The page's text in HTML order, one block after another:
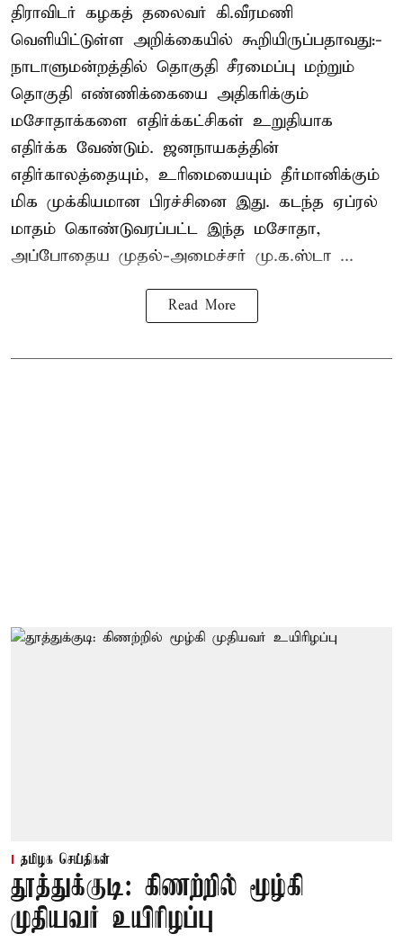
திராவிடர் கழகத் தலைவர் கி.வீரமணி
வெளியிட்டுள்ள அறிக்கையில் கூறியிருப்பதாவது:-
நாடாளுமன்றத்தில் தொகுதி சீரமைப்பு மற்றும்
தொகுதி எண்ணிக்கையை அதிகரிக்கும்
மசோதாக்களை எதிர்க்கட்சிகள் உறுதியாக
எதிர்க்க வேண்டும். ஜனநாயகத்தின்
எதிர்காலத்தையும், உரிமையையும் தீர்மானிக்கும்
மிக முக்கியமான பிரச்சினை இது. கடந்த ஏப்ரல்
மாதம் கொண்டுவரப்பட்ட இந்த மசோதா,
அப்போதைய முதல்-அமைச்சர் மு.க.ஸ்டா ...
Read More
தமிழக செய்திகள்
தூத்துக்குடி: கிணற்றில் மூழ்கி
முதியவர் உயிரிழப்பு